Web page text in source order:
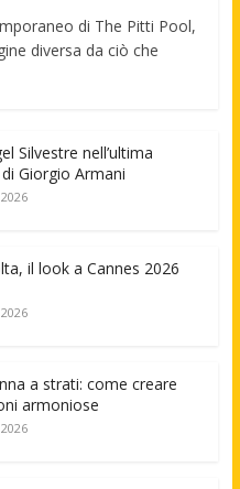
di The Pitti Pool,
diversa da ciò che
Silvestre nell’ultima
Giorgio Armani
il look a Cannes 2026
a strati: come creare
armoniose